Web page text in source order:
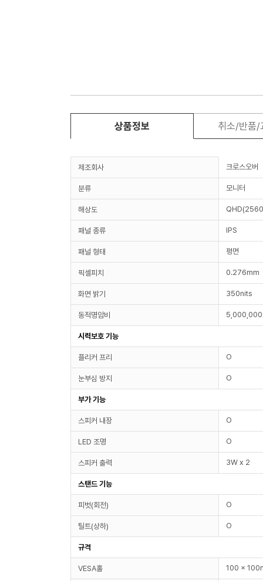
상품정보 취소/반품/
제조회사 크로스오버
분류 모니터
해상도
패널 종류 IPS
패널 형태 평면
픽셀피치 0.276mm
화면 밝기 350nits
동적명암비
시력보호 기능
플리커 프리 O
눈부심 방지 O
부가 기능
스피커 내장 O
LED 조명 O
스피커 출력 3W x 2
스탠드 기능
피벗(회전) O
틸트(상하) O
규격
VESA홀 100 x